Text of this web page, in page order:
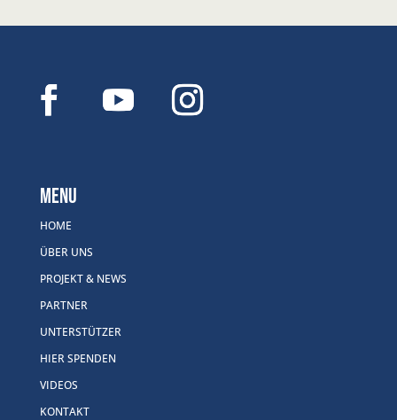
Menu
HOME
ÜBER UNS
PROJEKT & NEWS
PARTNER
UNTERSTÜTZER
HIER SPENDEN
VIDEOS
KONTAKT